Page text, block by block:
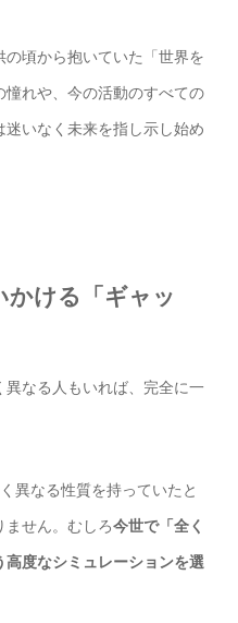
頃から抱いていた「世界を
憧れや、今の活動のすべての
いなく未来を指し示し始め
かける「ギャッ
なる人もいれば、完全に一
異なる性質を持っていたと
ません。むしろ今世で「全く
度なシミュレーションを選